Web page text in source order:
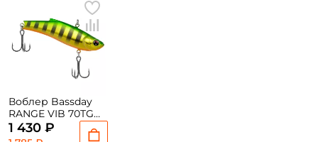
Воблер Bassday
RANGE VIB 70TG
7см. 20гр. RC-05
sinking
1 430 ₽